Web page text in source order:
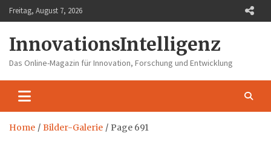
Skip
to
Freitag, August 7, 2026
InnovationsIntelligenz
Das Online-Magazin für Innovation, Forschung und Entwicklung
Home Bilder-Galerie Page 691